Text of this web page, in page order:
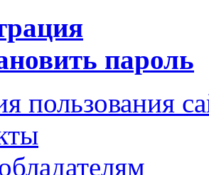
пароль
пользования